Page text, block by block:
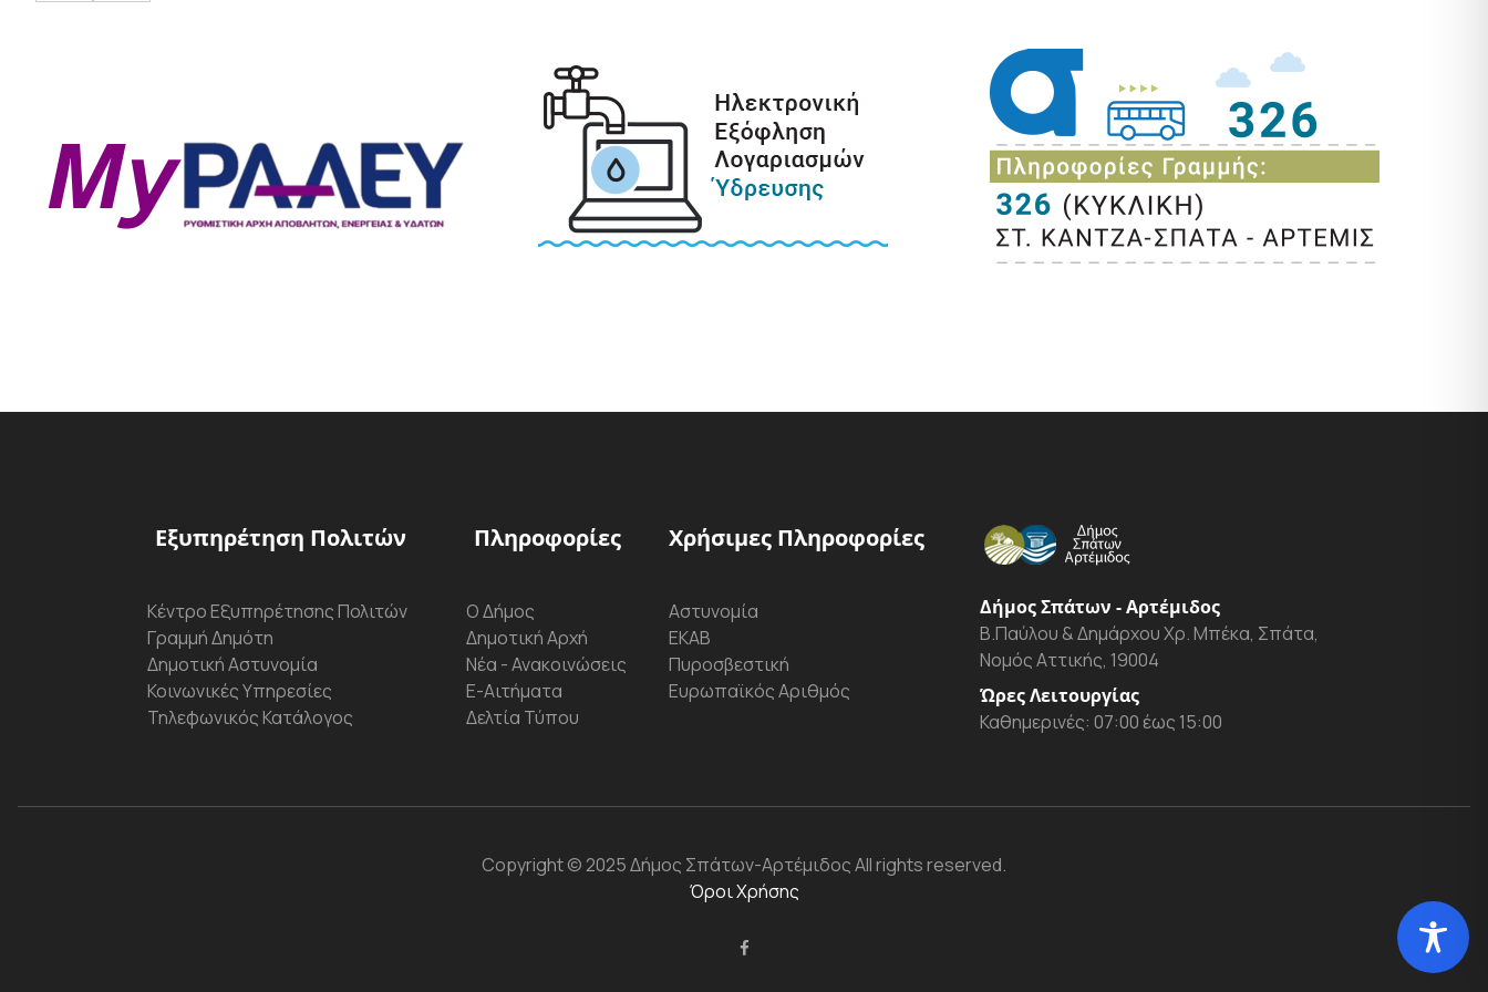
Εξυπηρέτηση Πολιτών
Κέντρο Εξυπηρέτησης Πολιτών
Γραμμή Δημότη
Δημοτική Αστυνομία
Κοινωνικές Υπηρεσίες
Τηλεφωνικός Κατάλογος
Πληροφορίες
Ο Δήμος
Δημοτική Αρχή
Νέα - Ανακοινώσεις
Ε-Αιτήματα
Δελτία Τύπου
Χρήσιμες Πληροφορίες
Αστυνομία
ΕΚΑΒ
Πυροσβεστική
Ευρωπαϊκός Αριθμός
Δήμος Σπάτων - Αρτέμιδος
Β.Παύλου & Δημάρχου Χρ. Μπέκα, Σπάτα,
Νομός Αττικής, 19004
Ώρες Λειτουργίας
Καθημερινές: 07:00 έως 15:00
Copyright© 2025 Δήμος Σπάτων-ΑρτέμιδοςAll rights reserved.
Όροι Χρήσης